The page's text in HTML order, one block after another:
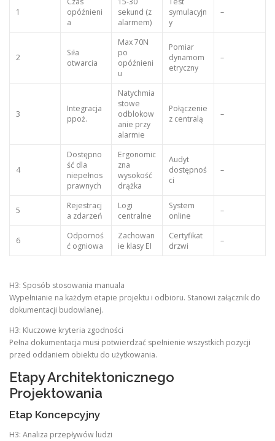
1
opóźnieni
a
sekund (z
alarmem)
symulacyjn
y
–
2
Siła
otwarcia
Max 70N
po
opóźnieni
u
Pomiar
dynamom
etryczny
–
3
Integracja
ppoż.
Natychmia
stowe
odblokow
anie przy
alarmie
Połączenie
z centralą
–
4
Dostępno
ść dla
niepełnos
prawnych
Ergonomic
zna
wysokość
drążka
Audyt
dostępnoś
ci
–
5
Rejestracj
a zdarzeń
Logi
centralne
System
online
–
6
Odpornoś
ć ogniowa
Zachowan
ie klasy EI
Certyfikat
drzwi
–
H3: Sposób stosowania manuala
Wypełnianie na każdym etapie projektu i odbioru. Stanowi załącznik do
dokumentacji budowlanej.
H3: Kluczowe kryteria zgodności
Pełna dokumentacja musi potwierdzać spełnienie wszystkich pozycji
przed oddaniem obiektu do użytkowania.
Etapy Architektonicznego
Projektowania
Etap Koncepcyjny
H3: Analiza przepływów ludzi